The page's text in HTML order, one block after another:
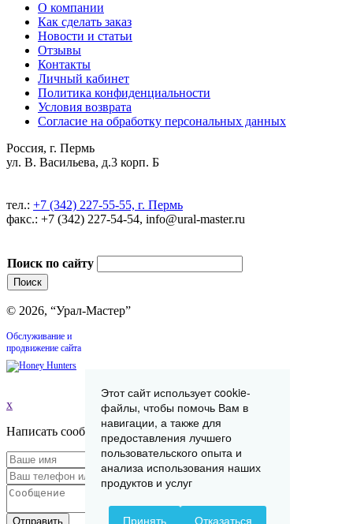
О компании
Как сделать заказ
Новости и статьи
Отзывы
Контакты
Личный кабинет
Политика конфиденциальности
Условия возврата
Согласие на обработку персональных данных
Россия, г. Пермь
ул. В. Васильева, д.3 корп. Б
тел.: +7 (342) 227-55-55, г. Пермь
факс.: +7 (342) 227-54-54, info@ural-master.ru
Поиск по сайту
© 2026, “Урал-Мастер”
Обслуживание и
продвижение сайта
x
Написать сообщение
Отправить
Этот сайт использует cookie-
файлы, чтобы помочь Вам в
навигации, а также для
предоставления лучшего
пользовательского опыта и
анализа использования наших
продуктов и услуг
Принять Отказаться